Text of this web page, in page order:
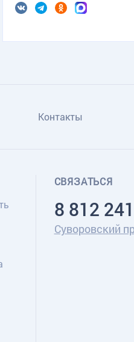
Контакты
СВЯЗАТЬСЯ
8 812
Суворовский